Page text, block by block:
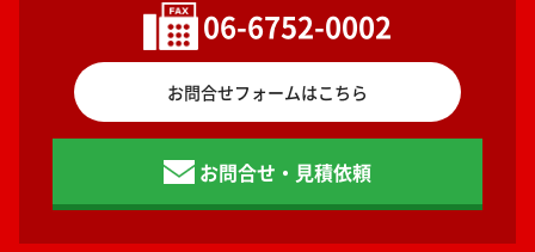
06-6752-0002
お問合せフォームはこちら
お問合せ・見積依頼